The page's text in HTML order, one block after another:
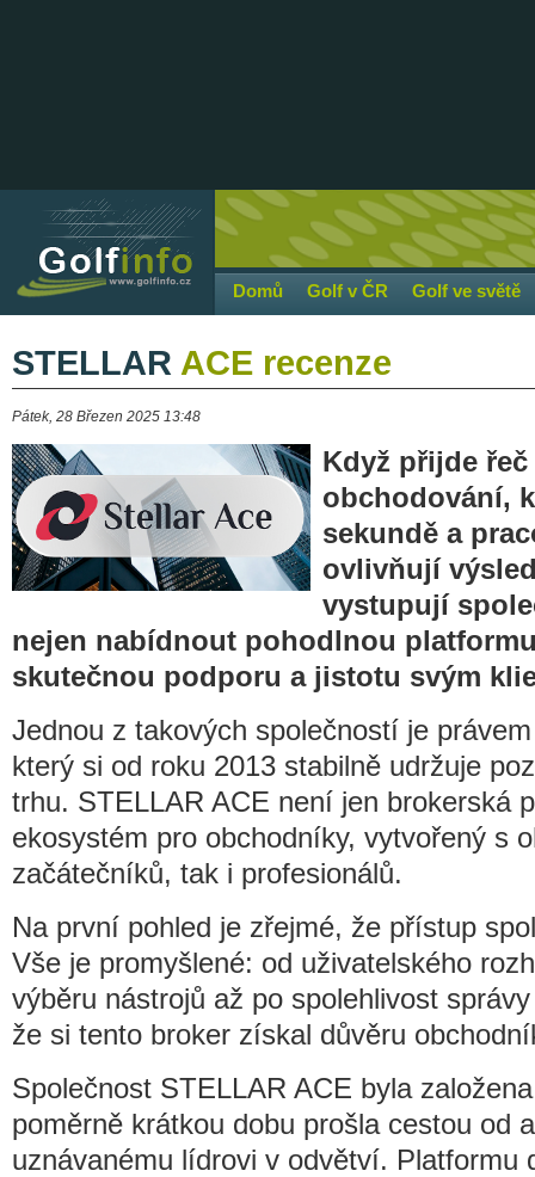
Domů Golf v ČR Golf ve světě
STELLAR ACE recenze
Pátek, 28 Březen 2025 13:48
Když přijde
obchodování,
sekundě a
ovlivňují
vystupují
nejen nabídnout pohodlnou
skutečnou podporu a jistotu svým
Jednou z takových společností je
který si od roku 2013 stabilně udržuje
trhu. STELLAR ACE není jen brokerská
ekosystém pro obchodníky, vytvořený s
začátečníků, tak i profesionálů.
Na první pohled je zřejmé, že přístup
Vše je promyšlené: od uživatelského
výběru nástrojů až po spolehlivost
že si tento broker získal důvěru
Společnost STELLAR ACE byla
poměrně krátkou dobu prošla cestou od
uznávanému lídrovi v odvětví. Platformu